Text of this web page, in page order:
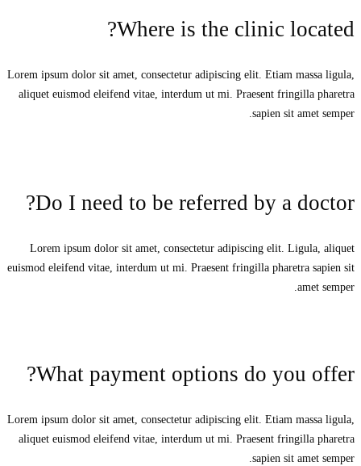
Where is the clinic located?
Lorem ipsum dolor sit amet, consectetur adipiscing elit. Etiam massa ligula,
aliquet euismod eleifend vitae, interdum ut mi. Praesent fringilla pharetra
sapien sit amet semper.
Do I need to be referred by a doctor?
Lorem ipsum dolor sit amet, consectetur adipiscing elit. Ligula, aliquet
euismod eleifend vitae, interdum ut mi. Praesent fringilla pharetra sapien sit
amet semper.
What payment options do you offer?
Lorem ipsum dolor sit amet, consectetur adipiscing elit. Etiam massa ligula,
aliquet euismod eleifend vitae, interdum ut mi. Praesent fringilla pharetra
sapien sit amet semper.